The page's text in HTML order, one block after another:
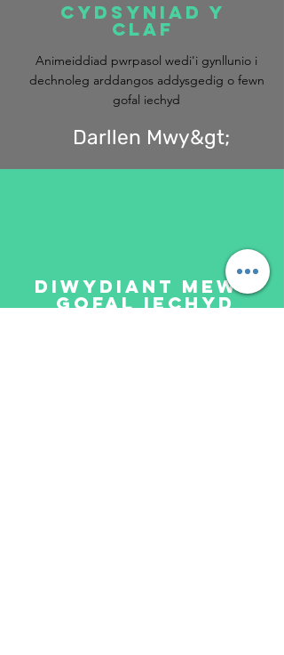
cydsyniad y
claf
Animeiddiad pwrpasol wedi'i gynllunio i
dechnoleg arddangos addysgedig o fewn
gofal iechyd
Darllen Mwy&gt;
Diwydiant mewn
gofal iechyd